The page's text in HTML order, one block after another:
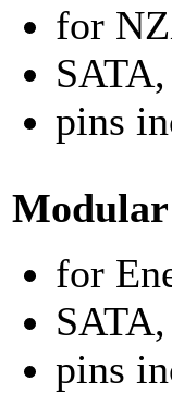
for
pins
for
pins